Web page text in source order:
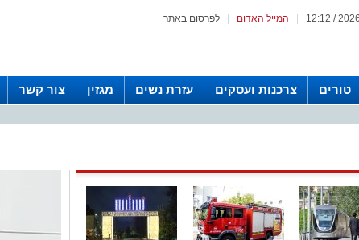
לפרסום באתר המייל האדום
טורים צרכנות ועסקים עזרת נשים מגזין צור קשר